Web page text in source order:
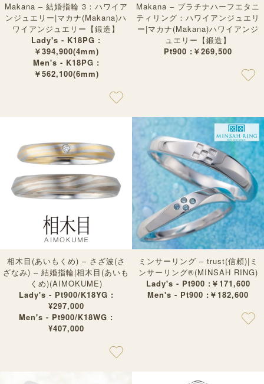
Makana – 結婚指輪 3：ハワイア
ンジュエリー|マカナ(Makana)ハ
ワイアンジュエリー【鍛造】
Lady's - K18PG :
￥394,900(4mm)
Men's - K18PG :
￥562,100(6mm)
Makana – プラチナハーフエタニ
ティリング：ハワイアンジュエリ
ー|マカナ(Makana)ハワイアンジ
ュエリー【鍛造】
Pt900 :￥269,500
相木目(あいもくめ) – さざ波(さ
ざなみ) – 結婚指輪|相木目(あいも
くめ)(AIMOKUME)
Lady's - Pt900/K18YG :
¥297,000
Men's - Pt900/K18WG :
¥407,000
ミンサーリング – trust(信頼)|ミ
ンサーリング®︎(MINSAH RING)
Lady's - Pt900 :￥171,600
Men's - Pt900 :￥182,600